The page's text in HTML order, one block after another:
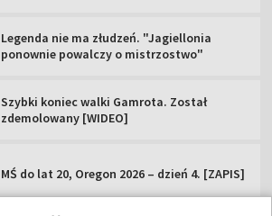
Legenda nie ma złudzeń. "Jagiellonia
ponownie powalczy o mistrzostwo"
Szybki koniec walki Gamrota. Został
zdemolowany [WIDEO]
MŚ do lat 20, Oregon 2026 – dzień 4. [ZAPIS]